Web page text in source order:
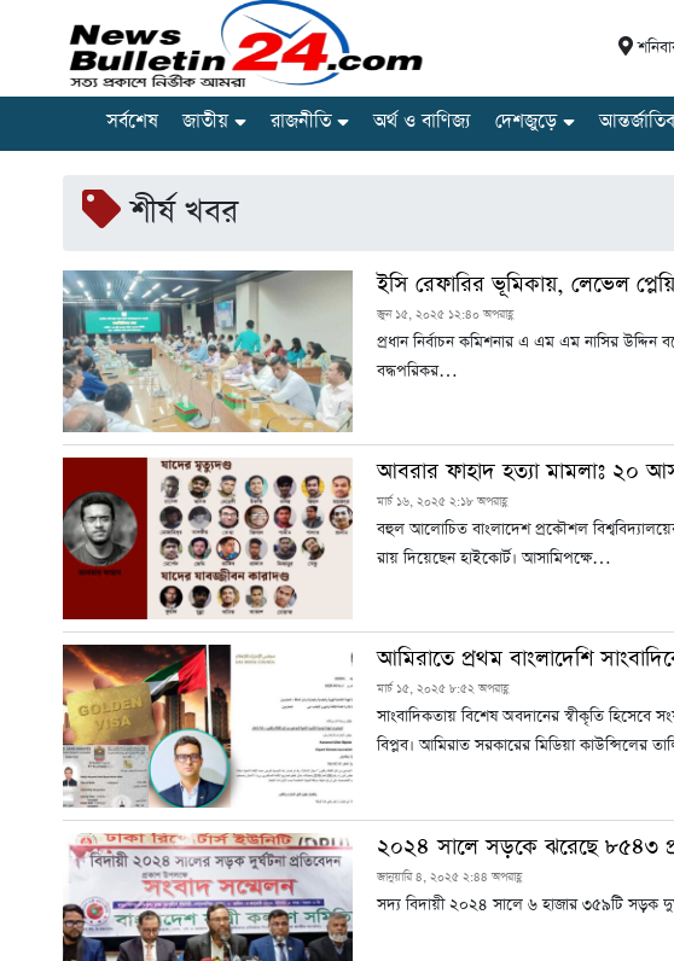
সর্বশেষ জাতীয় রাজনীতি অর্থ ও বাণিজ্য দেশজুড়ে
শীর্ষ খবর
ইসি রেফারির ভূমিকায়, লেভেল
জুন ১৫, ২০২৫ ১২:৪০ অপরাহ্ণ
প্রধান নির্বাচন কমিশনার এ এম এম নাসির উদ্দিন
বদ্ধপরিকর…
আবরার ফাহাদ হত্যা মামলাঃ ২০
মার্চ ১৬, ২০২৫ ২:১৮ অপরাহ্ণ
বহুল আলোচিত বাংলাদেশ প্রকৌশল
রায় দিয়েছেন হাইকোর্ট। আসামিপক্ষে…
আমিরাতে প্রথম বাংলাদেশি
মার্চ ১৫, ২০২৫ ৮:৫২ অপরাহ্ণ
সাংবাদিকতায় বিশেষ অবদানের স্বীকৃতি হিসেবে
বিপ্লব। আমিরাত সরকারের মিডিয়া কাউন্সিলের
২০২৪ সালে সড়কে ঝরেছে ৮৫৪৩
জানুয়ারি ৪, ২০২৫ ২:৪৪ অপরাহ্ণ
সদ্য বিদায়ী ২০২৪ সালে ৬ হাজার ৩৫৯টি